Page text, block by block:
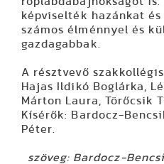
képviselték hazánkat
számos élménnyel és
gazdagabbak.
A résztvevő
Hajas Ildikó Boglárka,
Márton Laura, Törőcsik
Kísérők: Bardocz-
Péter.
szöveg: Bardocz-